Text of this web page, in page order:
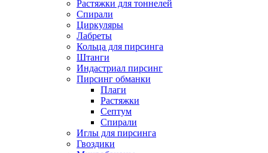
Растяжки для тоннелей
Спирали
Циркуляры
Лабреты
Кольца для пирсинга
Штанги
Индастриал пирсинг
Пирсинг обманки
Плаги
Растяжки
Септум
Спирали
Иглы для пирсинга
Гвоздики